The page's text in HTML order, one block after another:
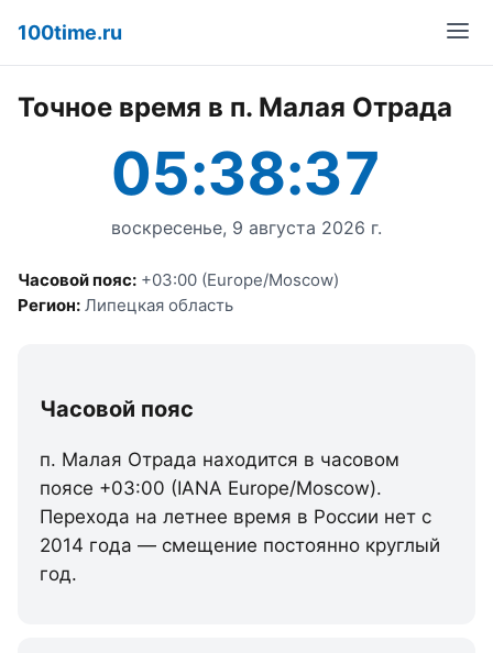
100time.ru
Точное время в п. Малая Отрада
05:38:37
воскресенье, 9 августа 2026 г.
Часовой пояс: +03:00 (Europe/Moscow)
Регион: Липецкая область
Часовой пояс
п. Малая Отрада находится в часовом
поясе +03:00 (IANA Europe/Moscow).
Перехода на летнее время в России нет с
2014 года — смещение постоянно круглый
год.